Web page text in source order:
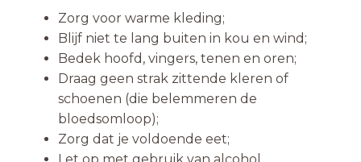
Zorg voor warme kleding;
Blijf niet te lang buiten in kou en wind;
Bedek hoofd, vingers, tenen en oren;
Draag geen strak zittende kleren of
schoenen (die belemmeren de
bloedsomloop);
Zorg dat je voldoende eet;